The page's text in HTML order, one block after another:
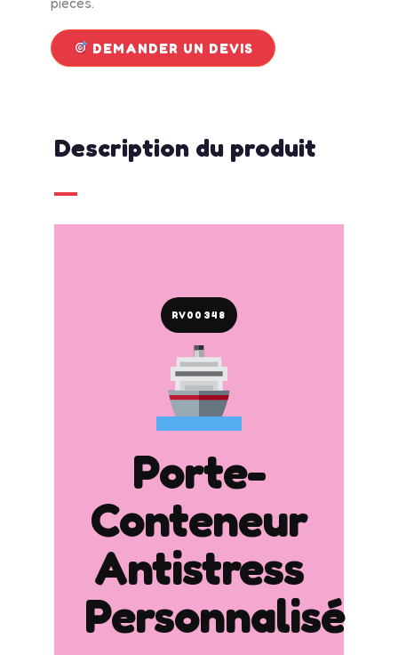
DEMANDER UN DEVIS
Description du produit
RV00348
Porte-
Conteneur
Antistress
Personnalisé